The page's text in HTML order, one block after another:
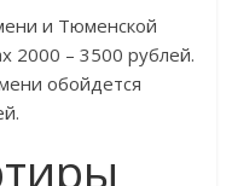
и Тюменской
2000 – 3500 рублей.
обойдется